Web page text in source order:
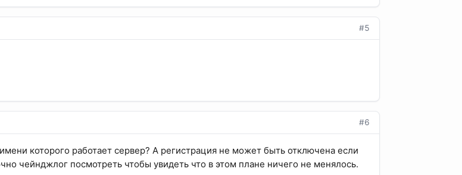
#5
#6
которого работает сервер? А регистрация не может быть отключена если
чейнджлог посмотреть чтобы увидеть что в этом плане ничего не менялось.